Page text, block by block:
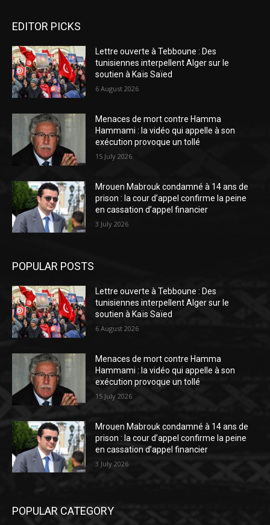
EDITOR PICKS
Lettre ouverte à Tebboune : Des
tunisiennes interpellent Alger sur le
soutien à Kaïs Saïed
6 August 2026
Menaces de mort contre Hamma
Hammami : la vidéo qui appelle à son
exécution provoque un tollé
15 July 2026
Mrouen Mabrouk condamné à 14 ans de
prison : la cour d’appel confirme la peine
en cassation d’appel financier
3 July 2026
POPULAR POSTS
Lettre ouverte à Tebboune : Des
tunisiennes interpellent Alger sur le
soutien à Kaïs Saïed
6 August 2026
Menaces de mort contre Hamma
Hammami : la vidéo qui appelle à son
exécution provoque un tollé
15 July 2026
Mrouen Mabrouk condamné à 14 ans de
prison : la cour d’appel confirme la peine
en cassation d’appel financier
3 July 2026
POPULAR CATEGORY